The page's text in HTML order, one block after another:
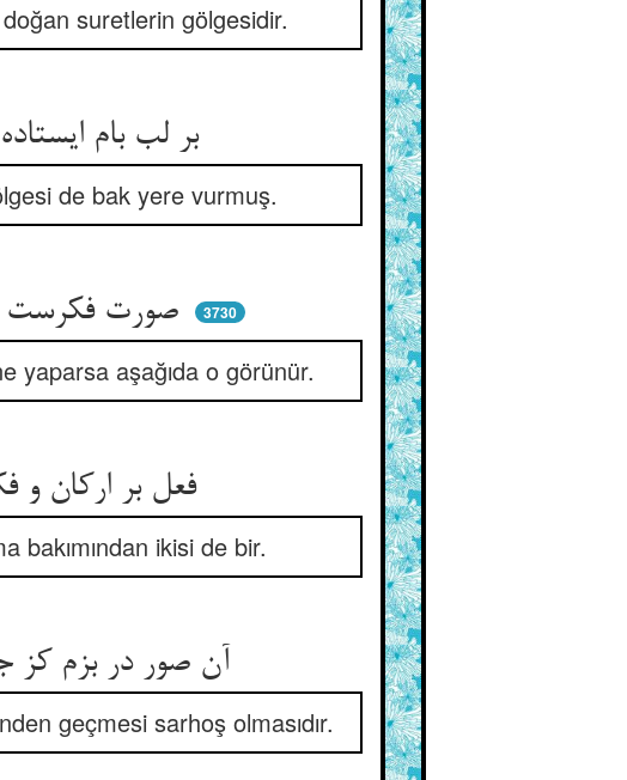
suretlerin gölgesidir.
بر لب بام ایستاده قوم خوش ** هر یکی را بر زمین بین سایه‌اش
de bak yere vurmuş.
صورت فکرست بر بام مشید ** وآن عمل چون سایه بر ارکان پدید 3730
yaparsa aşağıda o görünür.
فعل بر ارکان و فکرت مکتتم ** لیک در تاثیر و وصلت دو به هم
bakımından ikisi de bir.
geçmesi sarhoş olmasıdır.